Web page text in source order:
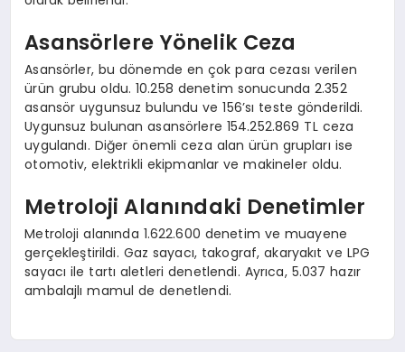
Asansörlere Yönelik Ceza
Asansörler, bu dönemde en çok para cezası verilen
ürün grubu oldu. 10.258 denetim sonucunda 2.352
asansör uygunsuz bulundu ve 156’sı teste gönderildi.
Uygunsuz bulunan asansörlere 154.252.869 TL ceza
uygulandı. Diğer önemli ceza alan ürün grupları ise
otomotiv, elektrikli ekipmanlar ve makineler oldu.
Metroloji Alanındaki Denetimler
Metroloji alanında 1.622.600 denetim ve muayene
gerçekleştirildi. Gaz sayacı, takograf, akaryakıt ve LPG
sayacı ile tartı aletleri denetlendi. Ayrıca, 5.037 hazır
ambalajlı mamul de denetlendi.